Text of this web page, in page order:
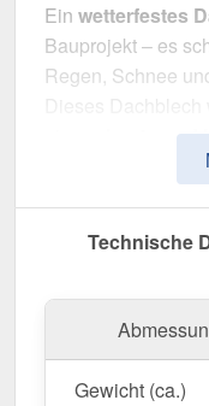
Ein wetterfestes
Bauprojekt – es
Regen, Schnee
robuste und
bieten. Es
0,50 mm, sorgt es
Plattenbreite von
Nutzbreite von
und effiziente
Technische
Gewicht (ca.)